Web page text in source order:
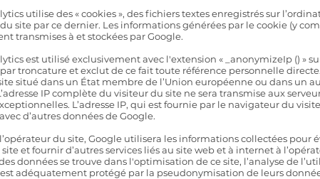
utilise des « cookies », des fichiers textes enregistrés sur
site par ce dernier. Les informations générées par le cookie (y
transmises à et stockées par Google.
est utilisé exclusivement avec l'extension « _anonymizeIp () »
par troncature et exclut de ce fait toute référence personnelle
situé dans un État membre de l’Union européenne ou dans un
IP complète du visiteur du site ne sera transmise aux
L’adresse IP, qui est fournie par le navigateur du
d’autres données de Google.
du site, Google utilisera les informations collectées pour
et fournir d’autres services liés au site web et à internet à
données se trouve dans l'optimisation de ce site, l’analyse de
adéquatement protégé par la pseudonymisation de leurs